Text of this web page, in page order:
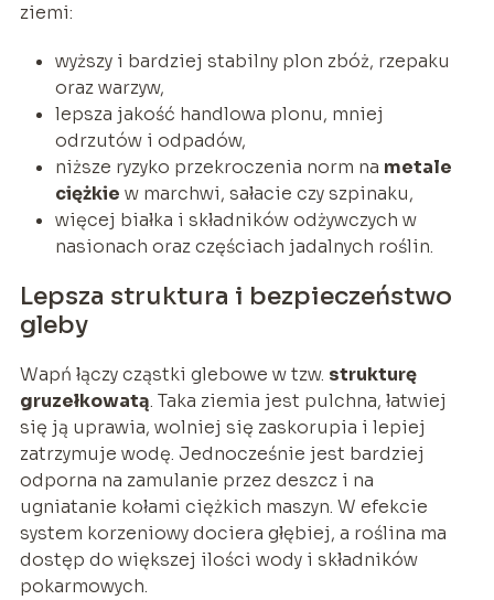
ziemi:
wyższy i bardziej stabilny plon zbóż, rzepaku
oraz warzyw,
lepsza jakość handlowa plonu, mniej
odrzutów i odpadów,
niższe ryzyko przekroczenia norm na metale
ciężkie w marchwi, sałacie czy szpinaku,
więcej białka i składników odżywczych w
nasionach oraz częściach jadalnych roślin.
Lepsza struktura i bezpieczeństwo
gleby
Wapń łączy cząstki glebowe w tzw. strukturę
gruzełkowatą. Taka ziemia jest pulchna, łatwiej
się ją uprawia, wolniej się zaskorupia i lepiej
zatrzymuje wodę. Jednocześnie jest bardziej
odporna na zamulanie przez deszcz i na
ugniatanie kołami ciężkich maszyn. W efekcie
system korzeniowy dociera głębiej, a roślina ma
dostęp do większej ilości wody i składników
pokarmowych.